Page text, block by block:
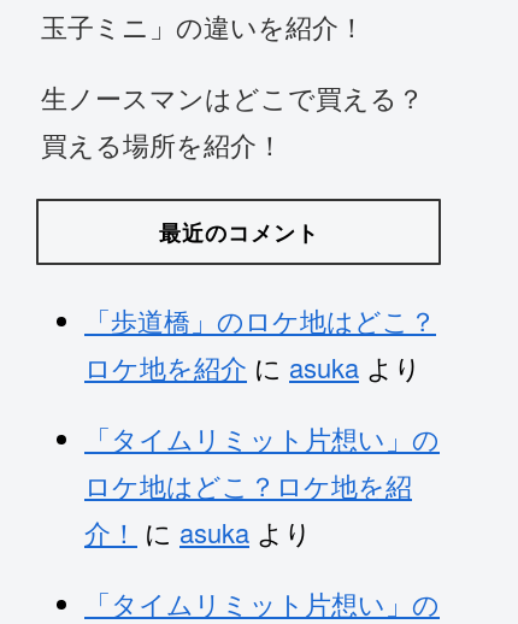
玉子ミニ」の違いを紹介！
生ノースマンはどこで買える？
買える場所を紹介！
最近のコメント
「歩道橋」のロケ地はどこ？
ロケ地を紹介 に asuka より
「タイムリミット片想い」の
ロケ地はどこ？ロケ地を紹
介！ に asuka より
「タイムリミット片想い」の